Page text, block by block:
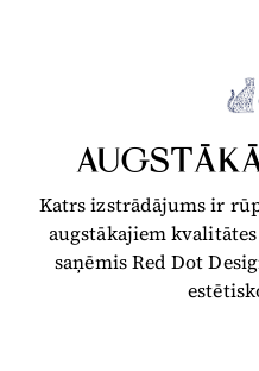
Katrs izstrādājums ir
augstākajiem
saņēmis Red Dot